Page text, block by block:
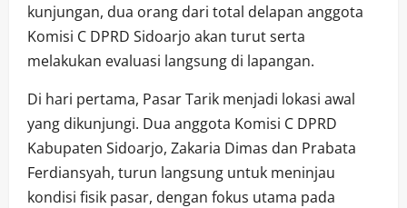
kunjungan, dua orang dari total delapan anggota
Komisi C DPRD Sidoarjo akan turut serta
melakukan evaluasi langsung di lapangan.
Di hari pertama, Pasar Tarik menjadi lokasi awal
yang dikunjungi. Dua anggota Komisi C DPRD
Kabupaten Sidoarjo, Zakaria Dimas dan Prabata
Ferdiansyah, turun langsung untuk meninjau
kondisi fisik pasar, dengan fokus utama pada